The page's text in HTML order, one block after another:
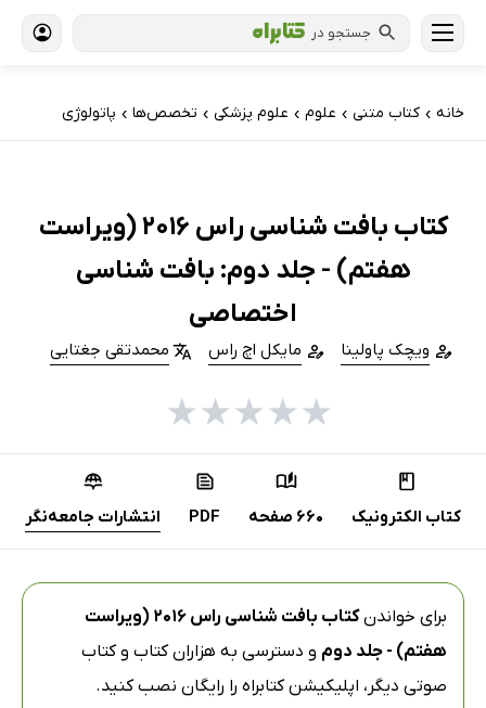
جستجو در
خانه › کتاب‌ متنی › علوم › علوم پزشکی › تخصص‌ها › پاتولوژی
کتاب بافت شناسی راس 2016 (ویراست
هفتم) - جلد دوم: بافت شناسی
اختصاصی
ویچک پاولینا مایکل اچ راس محمدتقی جغتایی
★
★
★
★
★
کتاب الکترونیک 660 صفحه PDF انتشارات جامعه‌نگر
برای خواندن
کتاب بافت شناسی راس 2016 (ویراست
هفتم) - جلد دوم و دسترسی به هزاران کتاب و کتاب
صوتی دیگر، اپلیکیشن کتابراه را رایگان نصب کنید.